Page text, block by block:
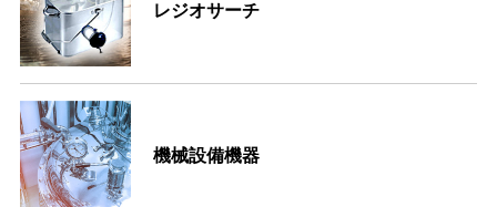
レジオサーチ
機械設備機器